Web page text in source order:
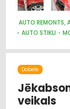
AUTO REMONTS,
AUTO STIKLI
Dobele
veikals